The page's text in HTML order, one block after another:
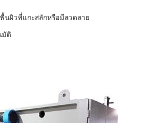
นผิวที่แกะสลักหรือมีลวดลาย
มัติ